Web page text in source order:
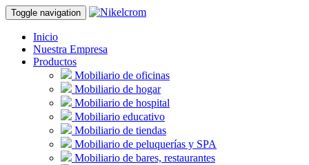
Toggle navigation
Inicio
Nuestra Empresa
Productos
Mobiliario de oficinas
Mobiliario de hogar
Mobiliario de hospital
Mobiliario educativo
Mobiliario de tiendas
Mobiliario de peluquerías y SPA
Mobiliario de bares, restaurantes